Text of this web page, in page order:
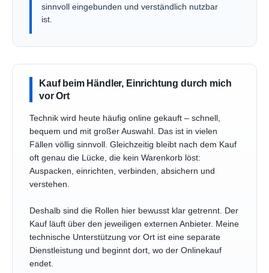
sinnvoll eingebunden und verständlich nutzbar
ist.
Kauf beim Händler, Einrichtung durch mich
vor Ort
Technik wird heute häufig online gekauft – schnell,
bequem und mit großer Auswahl. Das ist in vielen
Fällen völlig sinnvoll. Gleichzeitig bleibt nach dem Kauf
oft genau die Lücke, die kein Warenkorb löst:
Auspacken, einrichten, verbinden, absichern und
verstehen.
Deshalb sind die Rollen hier bewusst klar getrennt. Der
Kauf läuft über den jeweiligen externen Anbieter. Meine
technische Unterstützung vor Ort ist eine separate
Dienstleistung und beginnt dort, wo der Onlinekauf
endet.